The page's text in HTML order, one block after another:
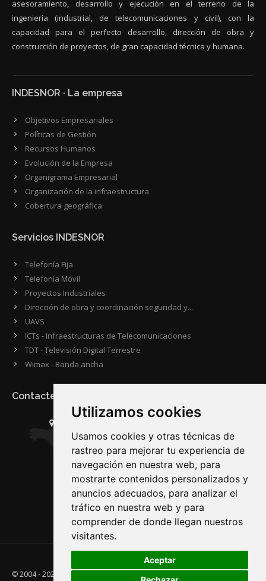
Utilizamos cookies
Usamos cookies y otras técnicas de
rastreo para mejorar tu experiencia de
navegación en nuestra web, para
mostrarte contenidos personalizados y
anuncios adecuados, para analizar el
tráfico en nuestra web y para
comprender de donde llegan nuestros
visitantes.
Aceptar
asesoramiento, desarrollo y ejecución en el terreno de la
ingeniería (industrial, de telecomunicaciones y civil), con la
capacidad para el perfecto desarrollo, dirección de obra y
construcción de proyectos, de gran capacidad técnica y humana.
INDESNOR · La empresa
Objetivos Empresariales
Políticas de Gestión
Recursos Humanos
Evolución de la Empresa
Organigrama Empresarial
Organización de la infraestructura
Cobertura geográfica
Servicios INDESNOR
Telefonía Fija
Telefonía Móvil
Proyectos Industriales
Dirección de obra y coordinación seguridad y...
UAVS
ICTs - Infraestructuras de Telecomunicaciones
TDT - Televisión Digital Terrestre
Wimax - Banda ancha
Contacte con nosotros
Código Postal 27002 · Lugo · Galicia · España
Teléfono: (+34) 982 280 090
Para Fax:(+34) 982 280 094
Email:web@indesnor.com
Lunes - Viernes:08:00 - 20:00
©2004 - 2026 INDESNOR S.L. · INGENIERÍA Y DESARROLLOS DEL NORTE